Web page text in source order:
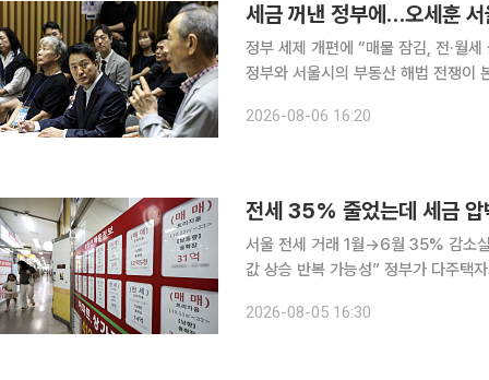
세금 꺼낸 정부에…오세훈
정부 세제 개편에 “매물 잠김, 전·월
정부와 서울시의 부동산 해법 전쟁이
공급이 근본적인 처방이라고 전면 반
2026-08-06 16:20
전세 35% 줄었는데 세금
서울 전세 거래 1월→6월 35% 감소
값 상승 반복 가능성” 정부가 다주택자와 임대사업자에 대한 세 부담을 강화하면서 전·월세 시장의
료 상승 압력이 커질 수 있다는 우려
2026-08-05 16:30